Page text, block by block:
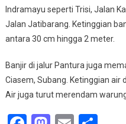
Indramayu seperti Trisi, Jalan
Jalan Jatibarang. Ketinggian
antara 30 cm hingga 2 meter.
Banjir di jalur Pantura juga
Ciasem, Subang. Ketinggian air
Air juga turut merendam